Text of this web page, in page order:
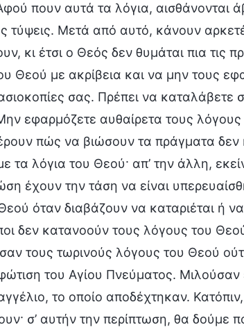
πουν αυτά τα λόγια, αισθάνονται
τύψεις. Μετά από αυτό, κάνουν
κι έτσι ο Θεός δεν θυμάται πια τις
Θεού με ακρίβεια και να μην τους
σας. Πρέπει να καταλάβετε
εφαρμόζετε αυθαίρετα τους
πώς να βιώσουν τα πράγματα δεν
τα λόγια του Θεού· απ’ την άλλη,
έχουν την τάση να είναι
όταν διαβάζουν να καταριέται ή
δεν κατανοούν τους λόγους του
τους τωρινούς λόγους του Θεού
του Αγίου Πνεύματος. Μιλούσαν
το οποίο αποδέχτηκαν.
σ’ αυτήν την περίπτωση, θα δούμε